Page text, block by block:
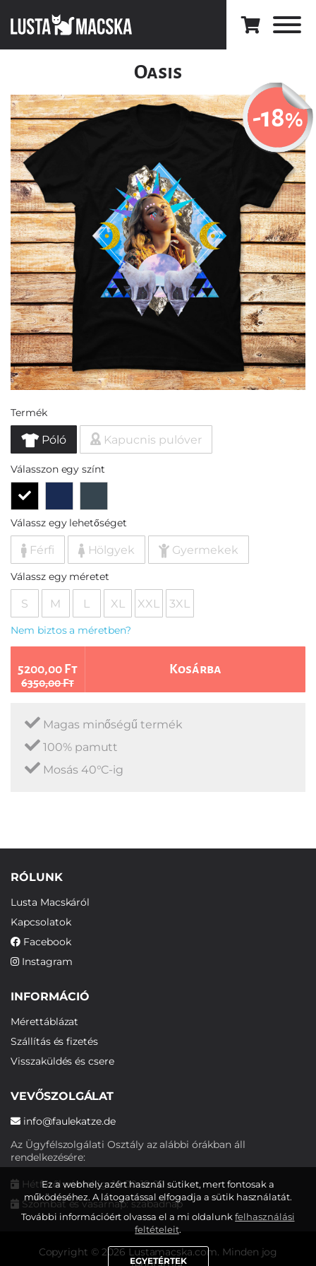
Oasis
-18%
Termék
Póló Kapucnis pulóver
Válasszon egy színt
Válassz egy lehetőséget
Férfi Hölgyek Gyermekek
Válassz egy méretet
S M L XL XXL 3XL
Nem biztos a méretben?
5200,00 Ft
6350,00 Ft
Kosárba
Magas minőségű termék
100% pamutt
Mosás 40°C-ig
RÓLUNK
Lusta Macskáról
Kapcsolatok
Facebook
Instagram
INFORMÁCIÓ
Mérettáblázat
Szállítás és fizetés
Visszaküldés és csere
VEVŐSZOLGÁLAT
info@faulekatze.de
Az Ügyfélszolgálati Osztály az alábbi órákban áll
rendelkezésére:
Hétfőtől péntekig: 10:00-19:00
Szombat és vasárnap: szabadnap
Copyright © 2026 Lustamacska.com. Minden jog
Ez a webhely azért használ sütiket, mert fontosak a
működéséhez. A látogatással elfogadja a sütik használatát.
További információért olvassa el a mi oldalunkfelhasználási
feltételeit.
EGYETÉRTEK